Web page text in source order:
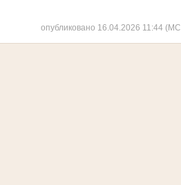
опубликовано 16.04.2026 11:44